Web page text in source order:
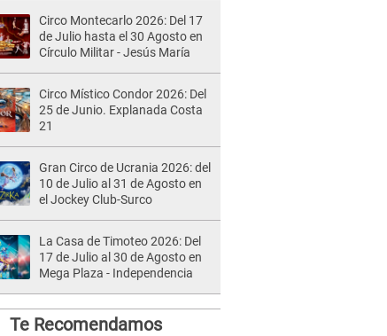
Circo Montecarlo 2026: Del 17
de Julio hasta el 30 Agosto en
Círculo Militar - Jesús María
Circo Místico Condor 2026: Del
25 de Junio. Explanada Costa
21
Gran Circo de Ucrania 2026: del
10 de Julio al 31 de Agosto en
el Jockey Club-Surco
La Casa de Timoteo 2026: Del
17 de Julio al 30 de Agosto en
Mega Plaza - Independencia
Te Recomendamos